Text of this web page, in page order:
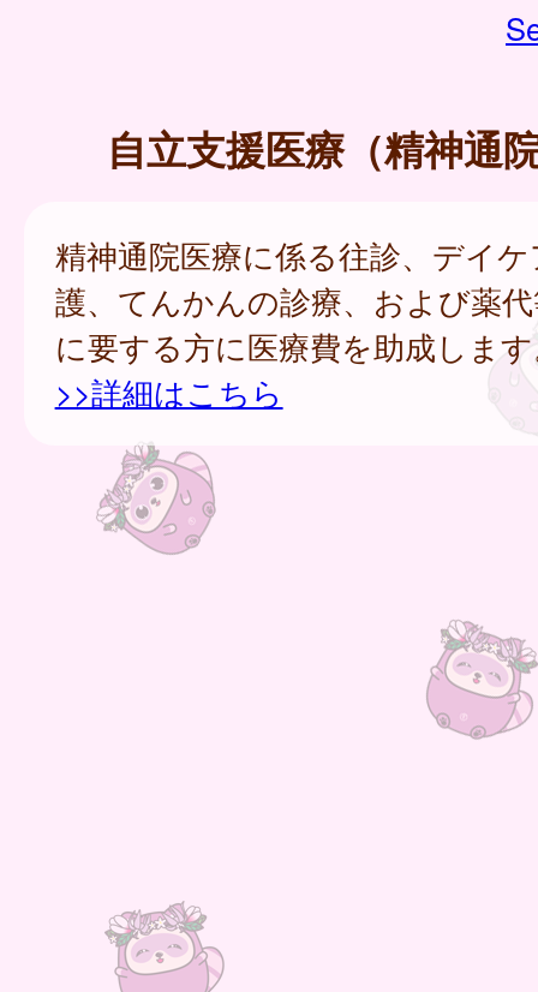
自立支援医療（精神通
精神通院医療に係る往診、デイ
護、てんかんの診療、および薬
に要する方に医療費を助成しま
>>詳細はこちら